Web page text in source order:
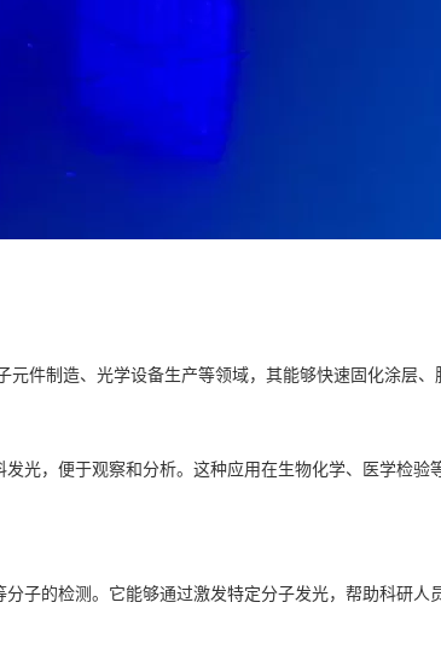
制造、光学设备生产等领域，其能够快速固化涂层、
发光，便于观察和分析。这种应用在生物化学、医学检验
的检测。它能够通过激发特定分子发光，帮助科研人